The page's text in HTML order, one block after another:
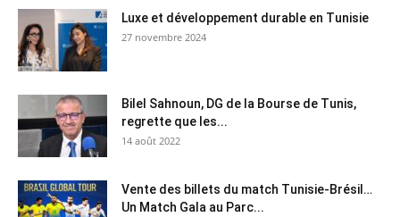
Luxe et développement durable en Tunisie
27 novembre 2024
Bilel Sahnoun, DG de la Bourse de Tunis,
regrette que les...
14 août 2022
Vente des billets du match Tunisie-Brésil…
Un Match Gala au Parc...